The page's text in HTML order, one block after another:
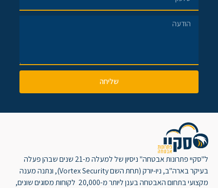
שליחה
ל"סקיי פתרונות אבטחה" ניסיון של למעלה מ-21 שנים שבהן פעלה
בעיקר בארה"ב, ניו-יורק (תחת השם Vortex Security), ונתנה מענה
מקצועי בתחום האבטחה בענן ליותר מ-20,000 לקוחות מסוגים שונים,